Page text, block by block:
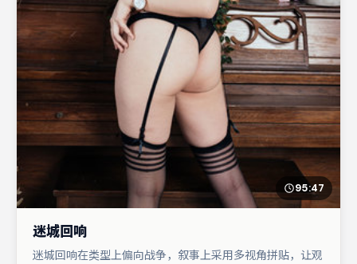
95:47
迷城回响
迷城回响在类型上偏向战争，叙事上采用多视角拼贴，让观